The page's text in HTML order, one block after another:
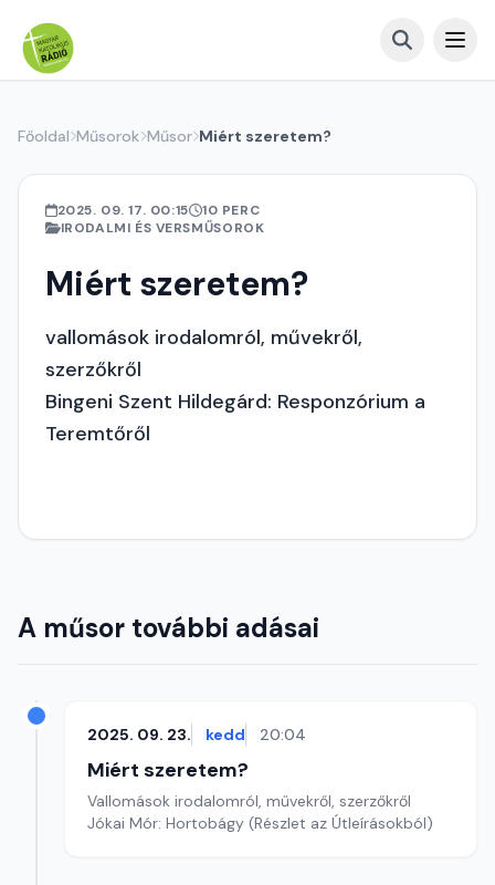
Főoldal Műsorok Műsor Miért szeretem?
2025. 09. 17. 00:15
10 PERC
IRODALMI ÉS VERSMŰSOROK
Miért szeretem?
vallomások irodalomról, művekről,
szerzőkről
Bingeni Szent Hildegárd: Responzórium a
Teremtőről
A műsor további adásai
2025. 09. 23. kedd 20:04
Miért szeretem?
Vallomások irodalomról, művekről, szerzőkről
Jókai Mór: Hortobágy (Részlet az Útleírásokból)